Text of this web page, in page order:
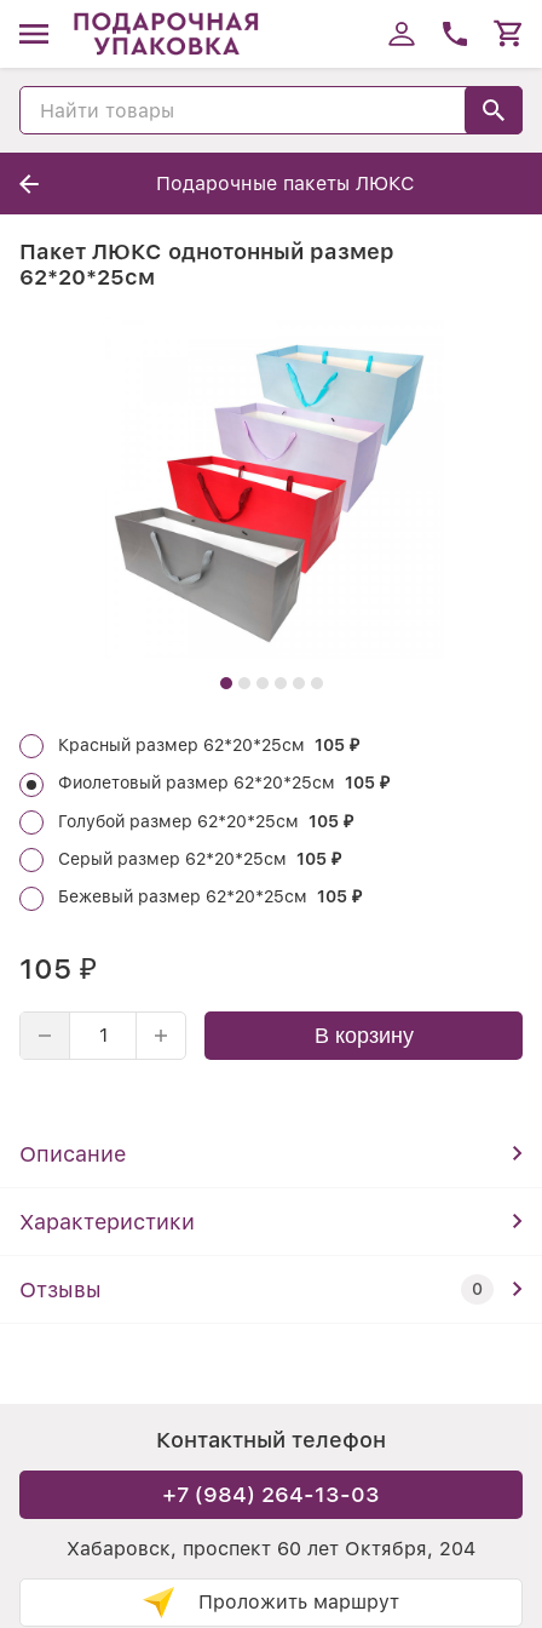
Подарочные пакеты ЛЮКС
Пакет ЛЮКС однотонный размер
62*20*25см
Красный размер 62*20*25см 105 ₽
Фиолетовый размер 62*20*25см 105 ₽
Голубой размер 62*20*25см 105 ₽
Серый размер 62*20*25см 105 ₽
Бежевый размер 62*20*25см 105 ₽
105 ₽
В корзину
Описание
Характеристики
Отзывы 0
Контактный телефон
+7 (984) 264-13-03
Хабаровск, проспект 60 лет Октября, 204
Проложить маршрут